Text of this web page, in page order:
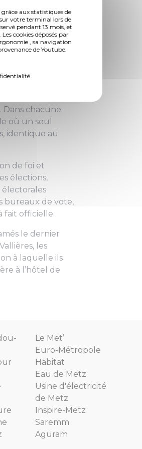
aux statistiques de
votre terminal lors de
pendant 13 mois, et
cookies déposés par
, sa navigation
de Youtube.
élections des
au maire
et aux
Dans chacune
où un seul
identique au
de foi et
élections,
électorales
bureaux de vote,
fait officielle.
le dernier
les
à laquelle ils
à l’hôtel de
Le Met’
Euro-Métropole
Habitat
Eau de Metz
Usine d'électricité
de Metz
Inspire-Metz
Saremm
Aguram